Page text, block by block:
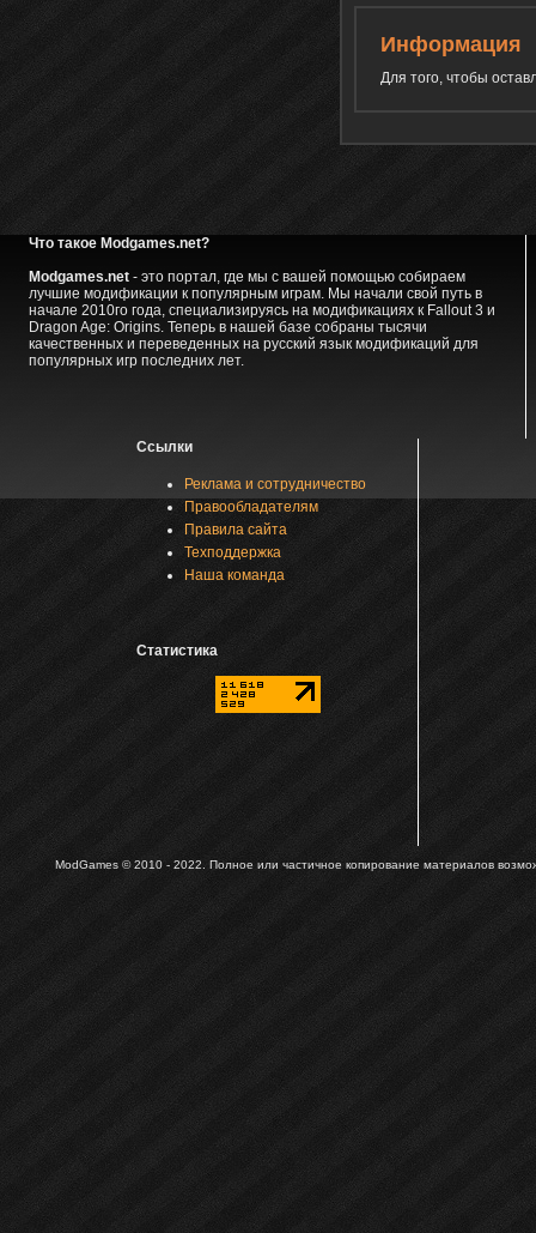
Информация
Для того, чтобы
Что такое Modgames.net?
Modgames.net- это портал, где мы с вашей помощью собираем
лучшие модификации к популярным играм. Мы начали свой путь в
начале 2010го года, специализируясь на модификациях к Fallout 3 и
Dragon Age: Origins. Теперь в нашей базе собраны тысячи
качественных и переведенных на русский язык модификаций для
популярных игр последних лет.
Ссылки
Реклама и сотрудничество
Правообладателям
Правила сайта
Техподдержка
Наша команда
Статистика
ModGames © 2010 - 2022. Полное или частичное копирование материалов